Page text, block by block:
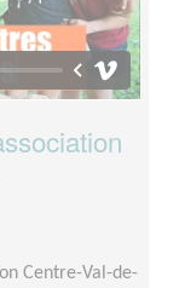
Centre-Val-de-